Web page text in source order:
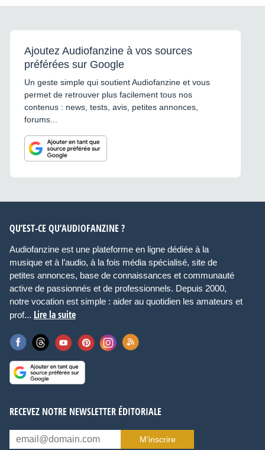
Ajoutez Audiofanzine à vos sources
préférées sur Google
Un geste simple qui soutient Audiofanzine et vous
permet de retrouver plus facilement tous nos
contenus : news, tests, avis, petites annonces,
forums...
QU’EST-CE QU’AUDIOFANZINE ?
Audiofanzine est une plateforme en ligne dédiée à la
musique et à l’audio, à la fois média spécialisé, site de
petites annonces, base de connaissances et communauté
active de passionnés et de professionnels. Depuis 2000,
notre vocation est simple : aider au quotidien les amateurs et
prof... Lire la suite
RECEVEZ NOTRE NEWSLETTER ÉDITORIALE
M’inscrire